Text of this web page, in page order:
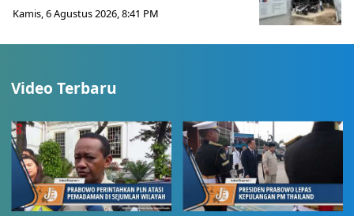
Kamis, 6 Agustus 2026, 8:41 PM
Video Terbaru